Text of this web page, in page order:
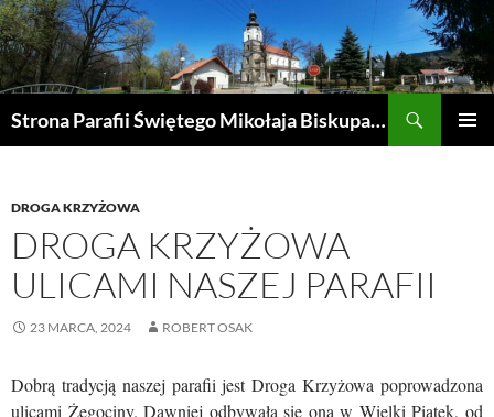
Przejdź
do
treści
Strona Parafii Świętego Mikołaja Biskupa w Żegocinie
DROGA KRZYŻOWA
DROGA KRZYŻOWA
ULICAMI NASZEJ PARAFII
23 MARCA, 2024 ROBERT OSAK
Dobrą tradycją naszej parafii jest Droga Krzyżowa poprowadzona
ulicami Żegociny. Dawniej odbywała się ona w Wielki Piątek, od